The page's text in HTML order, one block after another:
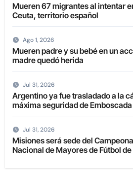
Mueren 67 migrantes al intentar
Ceuta, territorio español
Ago 1, 2026
Mueren padre y su bebé en un
madre quedó herida
Jul 31, 2026
Argentino ya fue trasladado a la
máxima seguridad de Emboscada
Jul 31, 2026
Misiones será sede del
Nacional de Mayores de Fútbol